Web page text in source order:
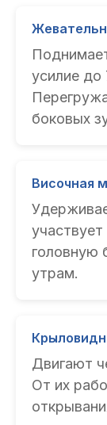
усилие до
боковых
Височная
головную
утрам.
Двигают
От их